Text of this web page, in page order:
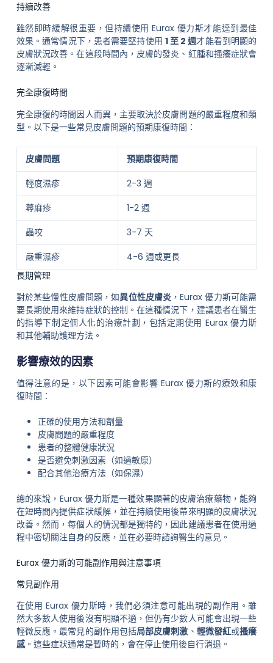
持續改善
雖然即時緩解很重要，但持續使用 Eurax 優力斯才能達到最佳
效果。通常情況下，患者需要堅持使用 1 至 2 週才能看到明顯的
皮膚狀況改善。在這段時間內，皮膚的發炎、紅腫和搔癢症狀會
逐漸減輕。
完全康復時間
完全康復的時間因人而異，主要取決於皮膚問題的嚴重程度和類
型。以下是一些常見皮膚問題的預期康復時間：
皮膚問題
預期康復時間
輕度濕疹
2-3 週
蕁麻疹
1-2 週
蟲咬
3-7 天
嚴重濕疹
4-6 週或更長
長期管理
對於某些慢性皮膚問題，如異位性皮膚炎 ，Eurax 優力斯可能需
要長期使用來維持症狀的控制。在這種情況下，建議患者在醫生
的指導下制定個人化的治療計劃，包括定期使用 Eurax 優力斯
和其他輔助護理方法。
影響療效的因素
值得注意的是，以下因素可能會影響 Eurax 優力斯的療效和康
復時間：
正確的使用方法和劑量
皮膚問題的嚴重程度
患者的整體健康狀況
是否避免刺激因素（如過敏原）
配合其他治療方法（如保濕）
總的來說，Eurax 優力斯是一種效果顯著的皮膚治療藥物，能夠
在短時間內提供症狀緩解，並在持續使用後帶來明顯的皮膚狀況
改善。然而，每個人的情況都是獨特的，因此建議患者在使用過
程中密切關注自身的反應，並在必要時諮詢醫生的意見。
Eurax 優力斯的可能副作用與注意事項
常見副作用
在使用 Eurax 優力斯時，我們必須注意可能出現的副作用。雖
然大多數人使用後沒有明顯不適，但仍有少數人可能會出現一些
輕微反應。最常見的副作用包括局部皮膚刺激 、 輕微發紅或搔癢
感。這些症狀通常是暫時的，會在停止使用後自行消退。